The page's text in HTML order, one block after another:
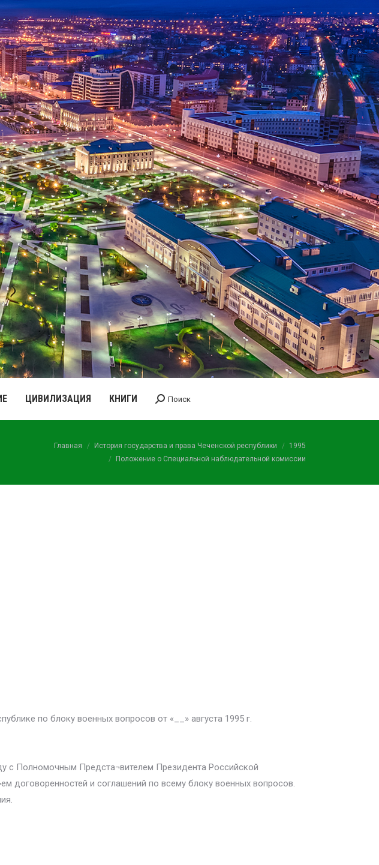
ЦИВИЛИЗАЦИЯ КНИГИ Поиск:
Поиск
Главная История государства и права Чеченской республики
1995
Положение о Специальной наблюдательной комиссии
по блоку военных вопросов от «__» августа 1995 г.
с Полномочным Предста¬вителем Президента Российской
договоренностей и соглашений по всему блоку военных вопросов.